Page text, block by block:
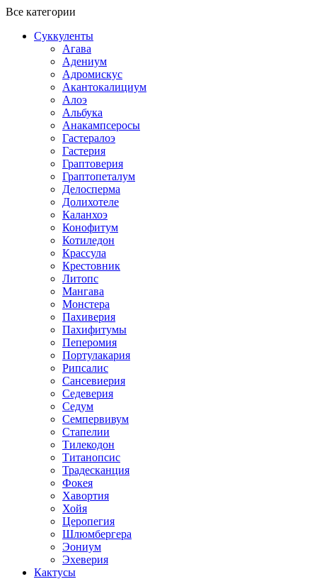
Все категории
Суккуленты
Агава
Адениум
Адромискус
Акантокалициум
Алоэ
Альбука
Анакампсеросы
Гастералоэ
Гастерия
Граптоверия
Граптопеталум
Делосперма
Долихотеле
Каланхоэ
Конофитум
Котиледон
Крассула
Крестовник
Литопс
Мангава
Монстера
Пахиверия
Пахифитумы
Пеперомия
Портулакария
Рипсалис
Сансевиерия
Седеверия
Седум
Семпервивум
Стапелии
Тилекодон
Титанопсис
Традесканция
Фокея
Хавортия
Хойя
Церопегия
Шлюмбергера
Эониум
Эхеверия
Кактусы